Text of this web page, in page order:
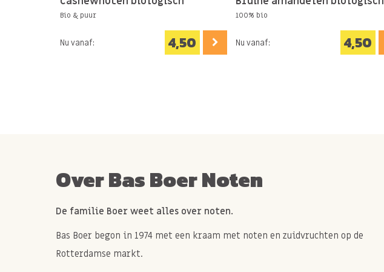
Bio & puur
Nu vanaf: 4,50
100% bio
Nu vanaf: 4,50
Over Bas Boer Noten
De familie Boer weet alles over noten.
Bas Boer begon in 1974 met een kraam met noten en zuidvruchten op de
Rotterdamse markt.